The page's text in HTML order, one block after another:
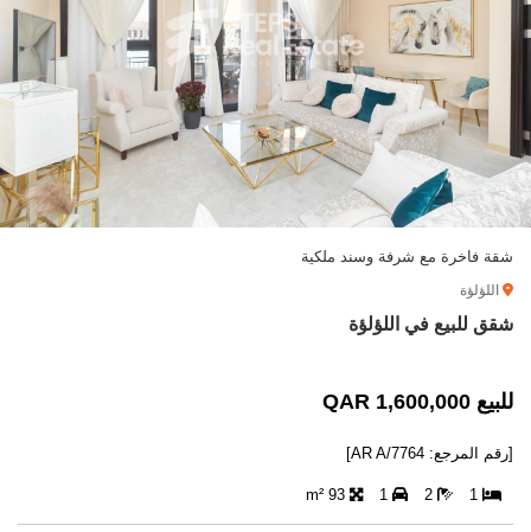
شقة فاخرة مع شرفة وسند ملكية
اللؤلؤة
شقق للبيع في اللؤلؤة
للبيع 1,600,000 QAR
[رقم المرجع: AR A/7764]
1
2
1
93 m²